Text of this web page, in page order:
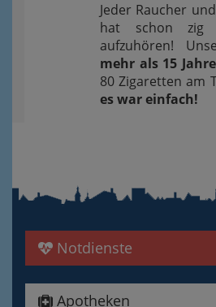
Jeder Raucher
hat schon zig
aufzuhören!
mehr als 15
80 Zigaretten am
es war einfach!
Notdienste
Apotheken